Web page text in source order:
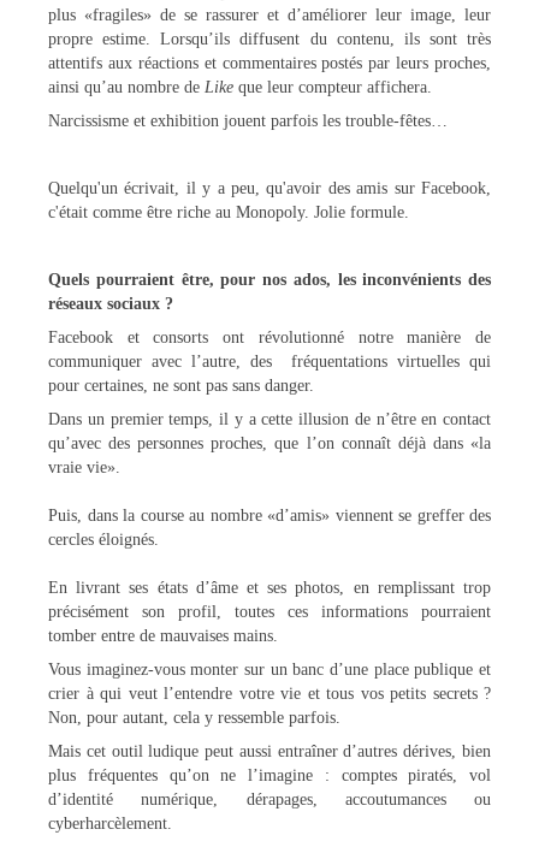
plus «fragiles» de se rassurer et d’améliorer leur image, leur
propre estime. Lorsqu’ils diffusent du contenu, ils sont très
attentifs aux réactions et commentaires postés par leurs proches,
ainsi qu’au nombre de Like que leur compteur affichera.
Narcissisme et exhibition jouent parfois les trouble-fêtes…
Quelqu'un écrivait, il y a peu, qu'avoir des amis sur Facebook,
c'était comme être riche au Monopoly. Jolie formule.
Quels pourraient être, pour nos ados, lesinconvénients des
réseaux sociaux ?
Facebook et consorts ont révolutionné notre manière de
communiquer avec l’autre, des fréquentations virtuelles qui
pour certaines, ne sont pas sans danger.
Dans un premier temps, il y a cette illusion de n’être en contact
qu’avec des personnes proches, que l’on connaît déjà dans «la
vraie vie».
Puis, dans la course au nombre «d’amis» viennent se greffer des
cercles éloignés.
En livrant ses états d’âme et ses photos, en remplissant trop
précisément son profil, toutes ces informations pourraient
tomber entre de mauvaises mains.
Vous imaginez-vous monter sur un banc d’une place publique et
crier à qui veut l’entendre votre vie et tous vos petits secrets ?
Non, pour autant, cela y ressemble parfois.
Mais cet outil ludique peut aussi entraîner d’autres dérives, bien
plus fréquentes qu’on ne l’imagine : comptes piratés, vol
d’identité numérique, dérapages, accoutumances ou
cyberharcèlement.